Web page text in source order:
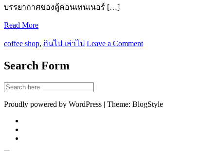
บรรยากาศของตู้คอนเทนเนอร์ […]
Read More
coffee shop, กินไป เล่าไป Leave a Comment
Search Form
Proudly powered by WordPress | Theme: BlogStyle